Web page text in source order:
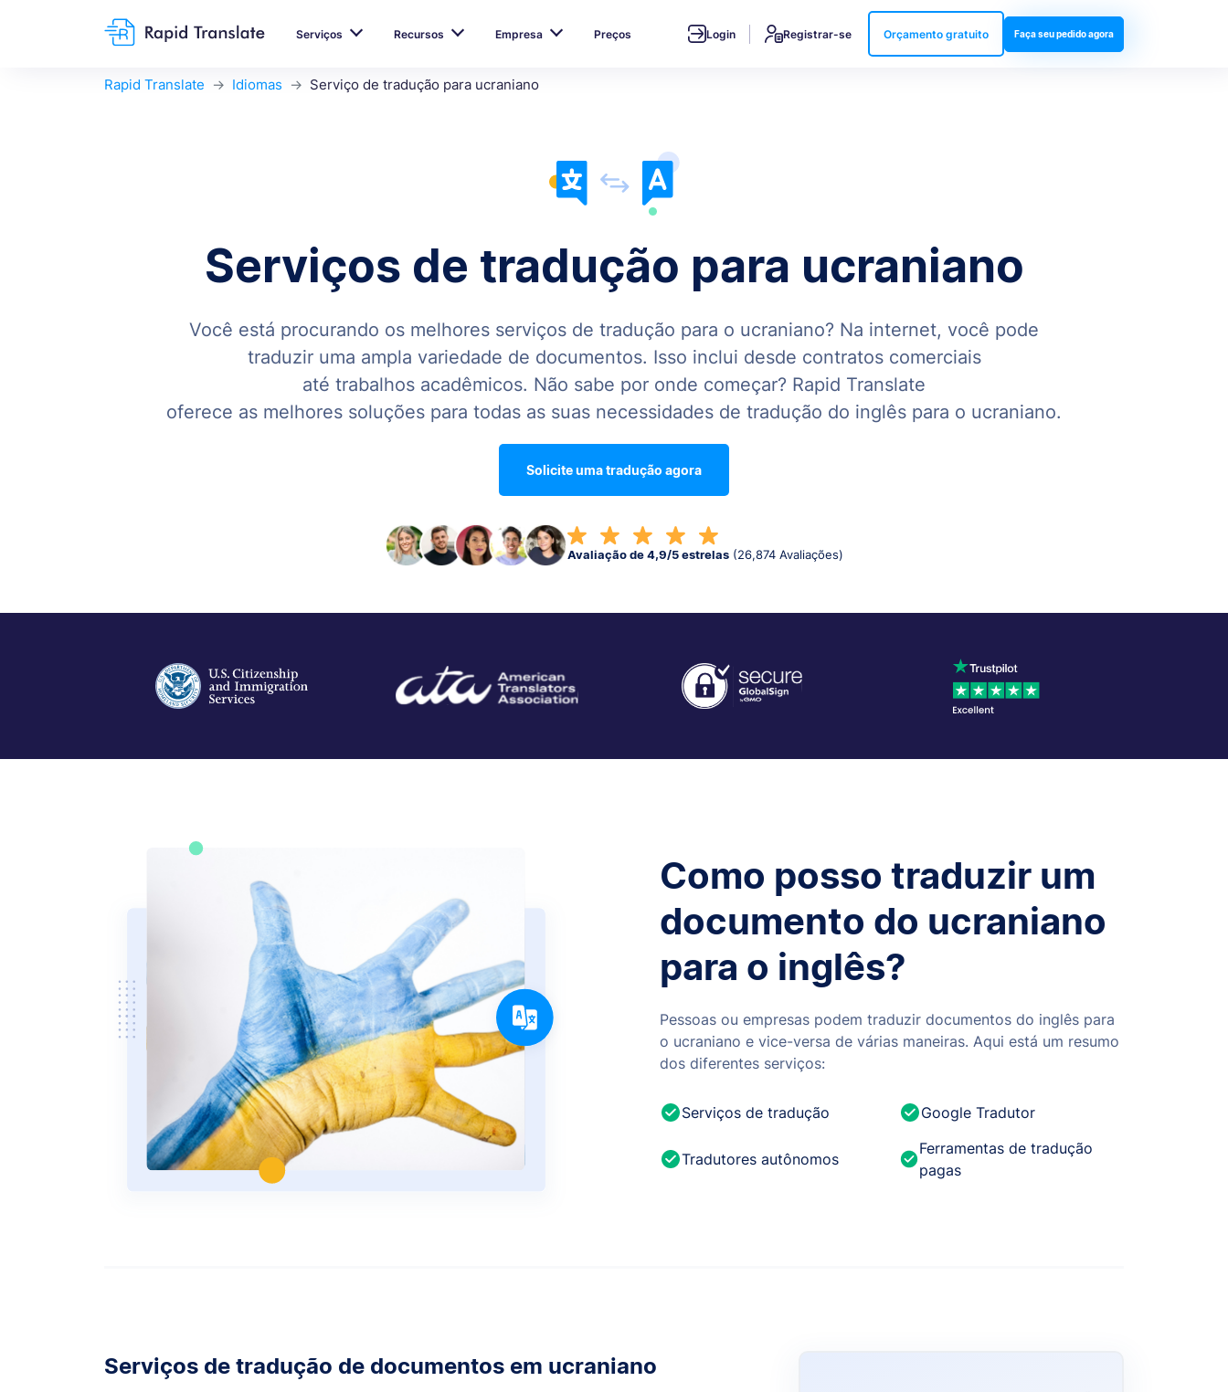
Serviços Recursos Empresa Preços Login Registrar-se Orçamento gratuito Faça seu pedido agora
Rapid Translate Idiomas Serviço de tradução para ucraniano
Serviços de tradução para ucraniano
Você está procurando os melhores serviços de tradução para o ucraniano? Na internet, você pode
traduzir uma ampla variedade de documentos. Isso inclui desde contratos comerciais
até trabalhos acadêmicos. Não sabe por onde começar? Rapid Translate
oferece as melhores soluções para todas as suas necessidades de tradução do inglês para o ucraniano.
Solicite uma tradução agora
Avaliação de 4,9/5 estrelas (26,874 Avaliações)
Como posso traduzir um
documento do ucraniano
para o inglês?
Pessoas ou empresas podem traduzir documentos do inglês para
o ucraniano e vice-versa de várias maneiras. Aqui está um resumo
dos diferentes serviços:
Serviços de tradução Google Tradutor
Tradutores autônomos
Ferramentas de tradução
pagas
Serviços de tradução de documentos em ucraniano